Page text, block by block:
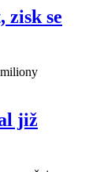
zisk se
již